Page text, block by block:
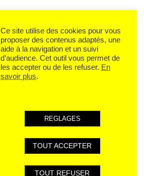
Ce site utilise des cookies pour vous
proposer des contenus adaptés, une
aide à la navigation et un suivi
d’audience. Cet outil vous permet de
les accepter ou de les refuser. En
savoir plus.
REGLAGES
TOUT ACCEPTER
TOUT REFUSER